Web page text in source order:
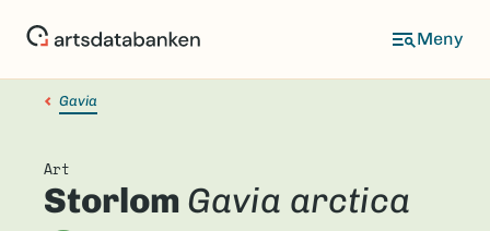
Gavia
Art
Storlom Gavia arctica